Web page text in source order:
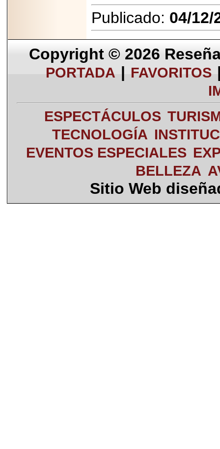
Publicado: 04/12/
Copyright © 2026
PORTADA | FAVORITOS
ESPECTÁCULOS
TECNOLOGÍA
EVENTOS ESPECIALES
BELLEZA
Sitio Web